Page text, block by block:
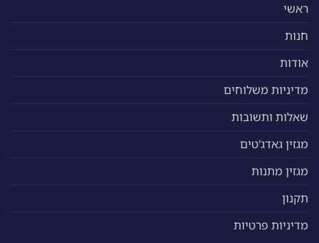
ראשי
חנות
אודות
מדיניות משלוחים
שאלות ותשובות
מגזין גאדג'טים
מגזין מתנות
תקנון
מדיניות פרטיות